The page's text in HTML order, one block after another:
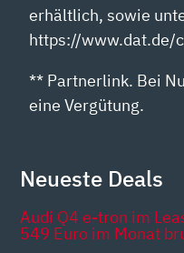
erhältlich, sowie
https://www.dat.de/
** Partnerlink. Bei
eine Vergütung.
Neueste Deals
Audi Q4 e-tron im
549 Euro im Monat